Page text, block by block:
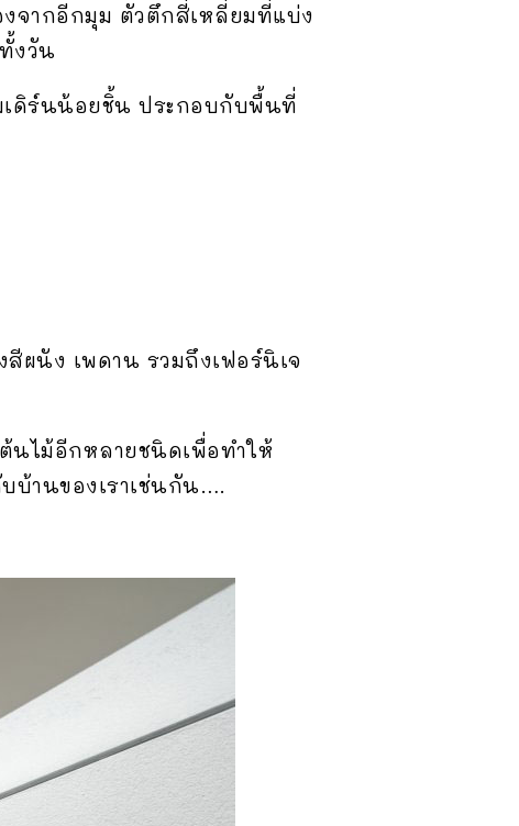
จากอีกมุม ตัวตึกสี่เหลี่ยมที่แบ่ง
งวัน
เดิร์นน้อยชิ้น ประกอบกับพื้นที่
ผนัง เพดาน รวมถึงเฟอร์นิเจ
นไม้อีกหลายชนิดเพื่อทำให้
บ้านของเราเช่นกัน….